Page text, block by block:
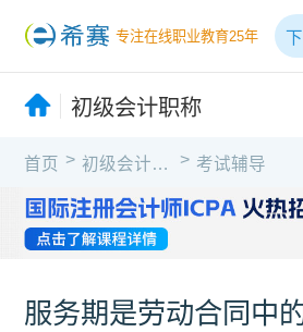
专注在线职业教育25年
初级会计职称
首页 > 初级会计职称 > 考试辅导
服务期是劳动合同中